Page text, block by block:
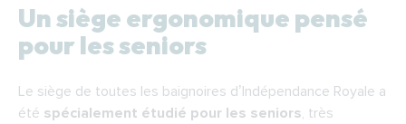
Un siège ergonomique pensé
pour les seniors
Le siège de toutes les baignoires d’Indépendance Royale a
été spécialement étudié pour les seniors, très